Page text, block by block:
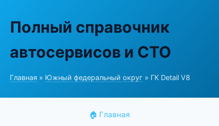
Полный справочник
автосервисов и СТО
Главная » Южный федеральный округ » ГК Detail V8
🏠 Главная